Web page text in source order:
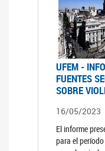
UFEM -
FUENTES
SOBRE
16/05/2023
El informe
para el